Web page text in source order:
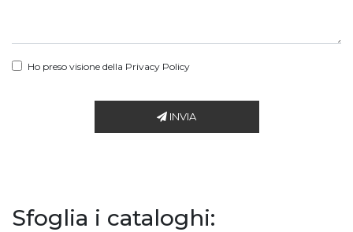
Ho preso visione della Privacy Policy
INVIA
Sfoglia i cataloghi: